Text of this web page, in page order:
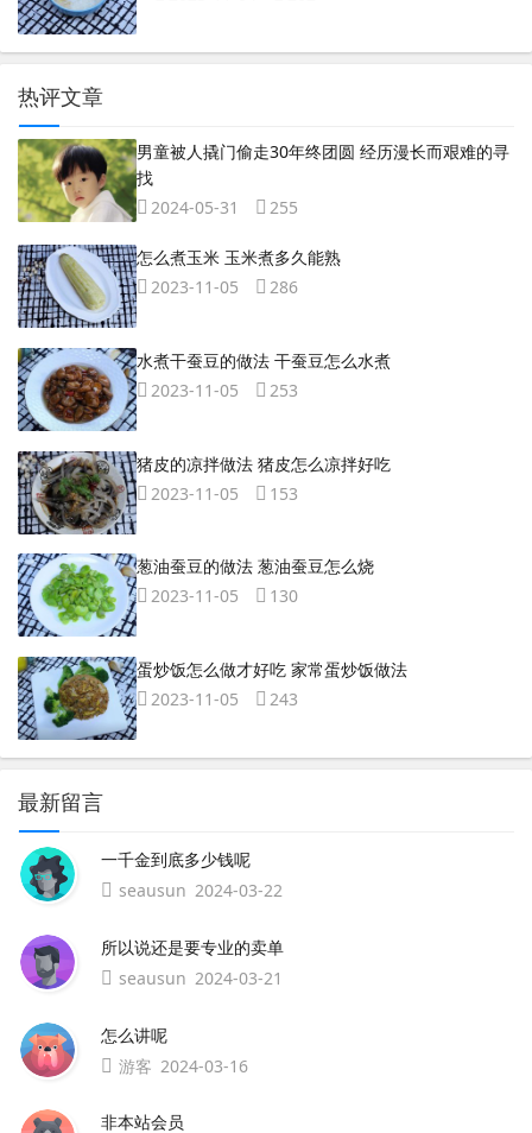
热评文章
男童被人撬门偷走30年终团圆 经历漫长而艰难的寻
找
2024-05-31
255
怎么煮玉米 玉米煮多久能熟
2023-11-05
286
水煮干蚕豆的做法 干蚕豆怎么水煮
2023-11-05
253
猪皮的凉拌做法 猪皮怎么凉拌好吃
2023-11-05
153
葱油蚕豆的做法 葱油蚕豆怎么烧
2023-11-05
130
蛋炒饭怎么做才好吃 家常蛋炒饭做法
2023-11-05
243
最新留言
一千金到底多少钱呢
seausun 2024-03-22
所以说还是要专业的卖单
seausun 2024-03-21
怎么讲呢
游客 2024-03-16
非本站会员